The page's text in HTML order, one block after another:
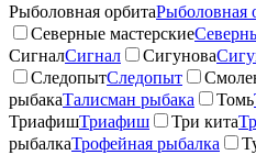
Рыболовная орбитаРыболовная
Северные мастерские
СигналСигнал Сигунова
СледопытСледопыт
рыбакаТалисман рыбака Томь
ТриафишТриафиш Три кита
рыбалкаТрофейная рыбалка